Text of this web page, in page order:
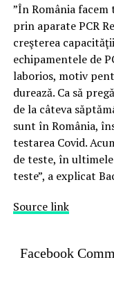
”În România
prin aparate PCR
creşterea
echipamentele de
laborios, motiv
durează. Ca să
de la câteva
sunt în România,
testarea Covid.
de teste, în
teste”, a explicat
Source link
Facebook